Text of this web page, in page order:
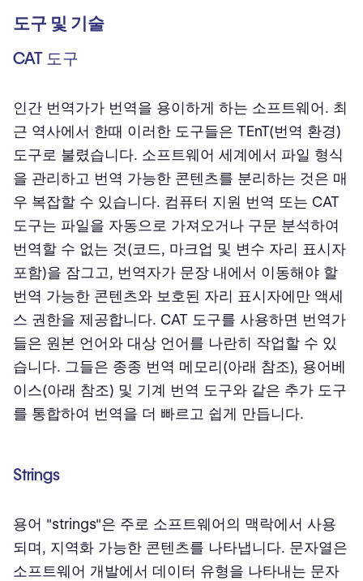
도구 및 기술
CAT 도구
인간 번역가가 번역을 용이하게 하는 소프트웨어. 최
근 역사에서 한때 이러한 도구들은 TEnT(번역 환경)
도구로 불렸습니다. 소프트웨어 세계에서 파일 형식
을 관리하고 번역 가능한 콘텐츠를 분리하는 것은 매
우 복잡할 수 있습니다. 컴퓨터 지원 번역 또는 CAT
도구는 파일을 자동으로 가져오거나 구문 분석하여
번역할 수 없는 것(코드, 마크업 및 변수 자리 표시자
포함)을 잠그고, 번역자가 문장 내에서 이동해야 할
번역 가능한 콘텐츠와 보호된 자리 표시자에만 액세
스 권한을 제공합니다. CAT 도구를 사용하면 번역가
들은 원본 언어와 대상 언어를 나란히 작업할 수 있
습니다. 그들은 종종 번역 메모리(아래 참조), 용어베
이스(아래 참조) 및 기계 번역 도구와 같은 추가 도구
를 통합하여 번역을 더 빠르고 쉽게 만듭니다.
Strings
용어 "strings"은 주로 소프트웨어의 맥락에서 사용
되며, 지역화 가능한 콘텐츠를 나타냅니다. 문자열은
소프트웨어 개발에서 데이터 유형을 나타내는 문자